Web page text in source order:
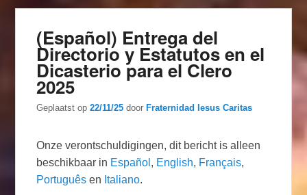
(Español) Entrega del
Directorio y Estatutos en el
Dicasterio para el Clero
2025
Geplaatst op22/11/25 door Fraternidad Iesus Caritas
Onze verontschuldigingen, dit bericht is alleen
beschikbaar in Español , English, Français,
Português en Italiano.